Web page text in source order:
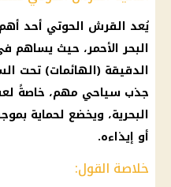
يُعد القرش الحوتي أحد
البحر الأحمر، حيث يساهم
الدقيقة (الهائمات) تحت
جذب سياحي مهم، خاصةً
البحرية، ويخضع لحماية
أو إيذاءه.
خلاصة القول: